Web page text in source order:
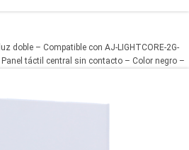
doble – Compatible con AJ-LIGHTCORE-2G-
táctil central sin contacto – Color negro –